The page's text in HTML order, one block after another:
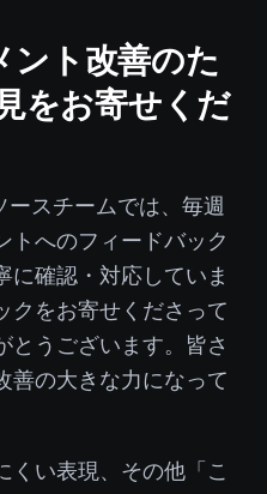
ント改善のた
をお寄せくだ
スチームでは、毎週
トへのフィードバック
に確認・対応していま
クをお寄せくださって
とうございます。皆さ
善の大きな力になって
くい表現、その他「こ